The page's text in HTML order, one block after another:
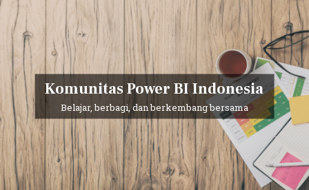
Komunitas Power BI Indonesia
Belajar, berbagi, dan berkembang bersama